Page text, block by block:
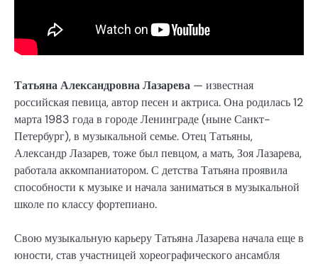
Татьяна Александровна Лазарева — известная
российская певица, автор песен и актриса. Она родилась 12
марта 1983 года в городе Ленинграде (ныне Санкт-
Петербург), в музыкальной семье. Отец Татьяны,
Александр Лазарев, тоже был певцом, а мать, Зоя Лазарева,
работала аккомпаниатором. С детства Татьяна проявила
способности к музыке и начала заниматься в музыкальной
школе по классу фортепиано.
Свою музыкальную карьеру Татьяна Лазарева начала еще в
юности, став участницей хореографического ансамбля